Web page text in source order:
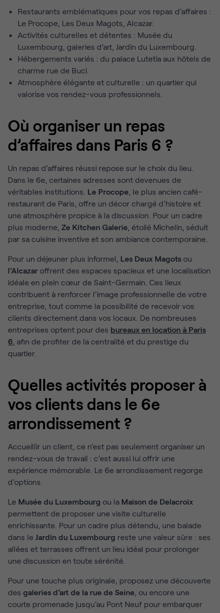
Restaurants emblématiques pour vos repas d’affaires :
Le Procope, Les Deux Magots, Alcazar.
Activités culturelles et détentes : Musée du
Luxembourg, galeries d’art, Jardin du Luxembourg.
Hébergements variés : du palace Lutetia aux hôtels de
charme rue de Buci.
Atmosphère élégante et culturelle : un quartier qui
valorise vos rendez-vous professionnels.
Où organiser un repas
d’affaires dans Paris 6 ?
Un repas d’affaires réussi repose sur le choix du lieu.
Dans le 6e, certaines adresses sont devenues de
véritables institutions. Le Procope, le plus ancien café-
restaurant de Paris, offre un décor chargé d’histoire et
une atmosphère propice à la discussion. Pour un cadre
plus moderne, Ze Kitchen Galerie, étoilé Michelin, séduit
par sa cuisine inventive et son ambiance contemporaine.
Pour un déjeuner plus informel, Les Deux Magots ou
l’Alcazar offrent des espaces spacieux et une localisation
idéale en plein cœur de Saint-Germain. Ces lieux
contribuent à renforcer l’image professionnelle de votre
entreprise, tout comme la possibilité de recevoir vos
clients directement dans vos locaux. De nombreuses
entreprises optent pour des bureaux en location à Paris
6, afin de profiter de la centralité et du prestige du
quartier.
Quelles activités proposer à
vos clients dans le 6e
arrondissement ?
Accueillir un client, ce n’est pas seulement organiser un
rendez-vous de travail : c’est aussi lui offrir une
expérience mémorable. Le 6e arrondissement regorge
d’options.
Le Musée du Luxembourg ou la Maison de Delacroix
permettent de proposer une visite culturelle
enrichissante. Pour un cadre plus détendu, une balade
dans le Jardin du Luxembourg reste une valeur sûre : ses
allées et terrasses offrent un lieu idéal pour prolonger
une discussion en toute sérénité.
Pour une touche plus originale, proposez une découverte
des galeries d’art de la rue de Seine, ou encore une
courte promenade jusqu’au Pont Neuf pour embarquer